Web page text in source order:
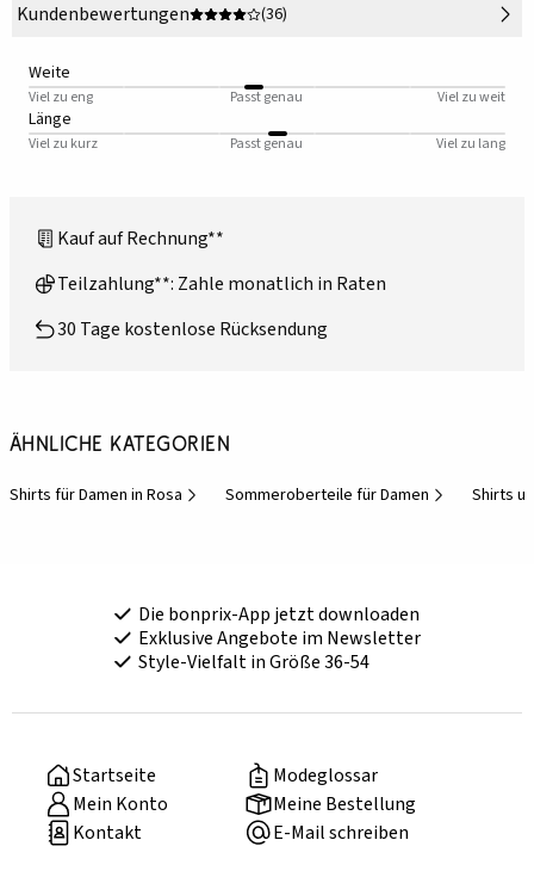
Kundenbewertungen
(36)
Weite
Viel zu eng Passt genau Viel zu weit
Länge
Viel zu kurz Passt genau Viel zu lang
Kauf auf Rechnung**
Teilzahlung**: Zahle monatlich in Raten
30 Tage kostenlose Rücksendung
Ähnliche Kategorien
Shirts für Damen in Rosa Sommeroberteile für Damen Shirts
Die bonprix-App jetzt downloaden
Exklusive Angebote im Newsletter
Style-Vielfalt in Größe 36-54
Startseite
Modeglossar
Mein Konto
Meine Bestellung
Kontakt
E-Mail schreiben